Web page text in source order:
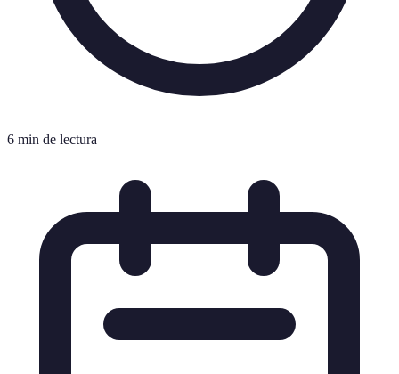
6 min de lectura